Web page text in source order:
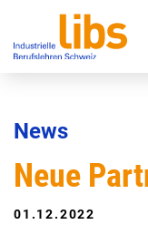
News
Neue
01.12.2022